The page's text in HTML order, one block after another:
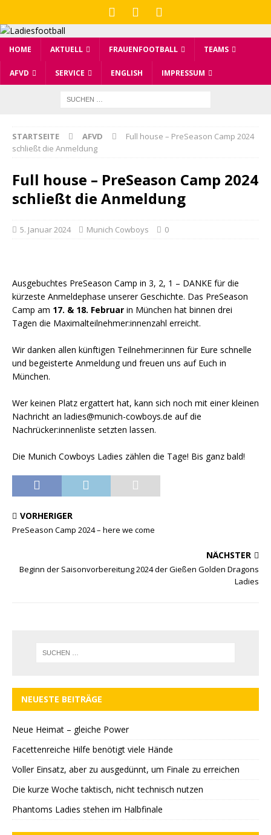
HOME AKTUELL FRAUENFOOTBALL TEAMS
AFVD SERVICE ENGLISH IMPRESSUM
STARTSEITE AFVD
Full house – PreSeason Camp 2024
schließt die Anmeldung
Full house – PreSeason Camp 2024
schließt die Anmeldung
5. Januar 2024 Munich Cowboys 0
Ausgebuchtes PreSeason Camp in 3, 2, 1 – DANKE für die
kürzeste Anmeldephase unserer Geschichte. Das PreSeason
Camp am 17. & 18. Februar in München hat binnen drei
Tagen die Maximalteilnehmer:innenzahl erreicht.
Wir danken allen künftigen Teilnehmer:innen für Eure schnelle
und begeisterte Anmeldung und freuen uns auf Euch in
München.
Wer keinen Platz ergattert hat, kann sich noch mit einer kleinen
Nachricht an ladies@munich-cowboys.de auf die
Nachrücker:innenliste setzten lassen.
Die Munich Cowboys Ladies zählen die Tage! Bis ganz bald!
VORHERIGER
PreSeason Camp 2024 – here we come
NÄCHSTER
Beginn der Saisonvorbereitung 2024 der Gießen Golden Dragons
Ladies
NEUESTE BEITRÄGE
Neue Heimat – gleiche Power
Facettenreiche Hilfe benötigt viele Hände
Voller Einsatz, aber zu ausgedünnt, um Finale zu erreichen
Die kurze Woche taktisch, nicht technisch nutzen
Phantoms Ladies stehen im Halbfinale